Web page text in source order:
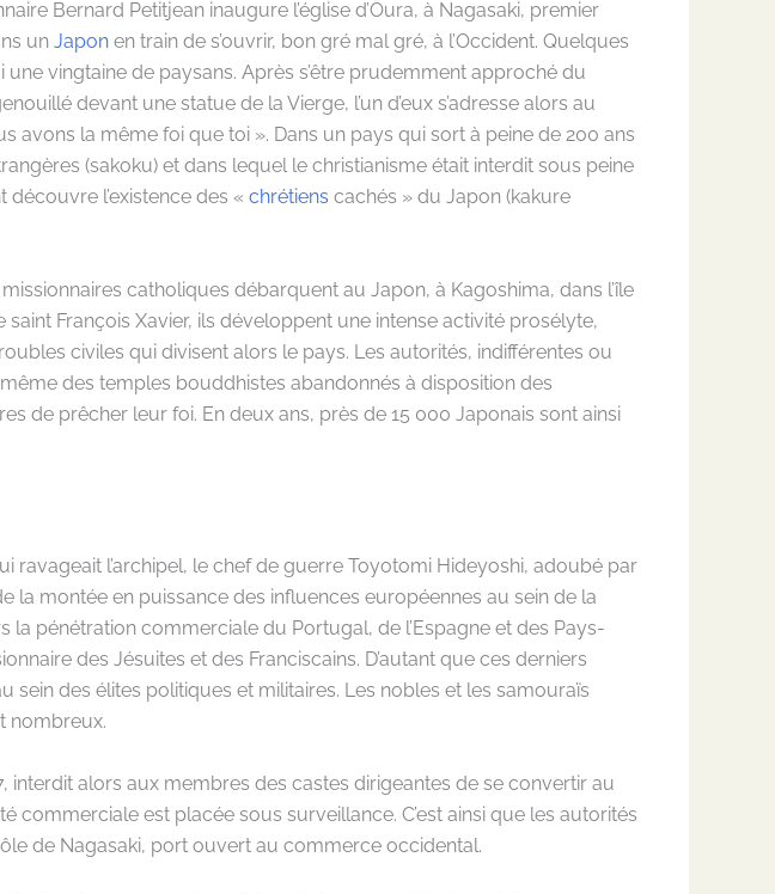
Bernard Petitjean inaugure l’église d’Ōura, à Nagasaki, premier
un Japon en train de s’ouvrir, bon gré mal gré, à l’Occident. Quelques
vingtaine de paysans. Après s’être prudemment approché du
devant une statue de la Vierge, l’un d’eux s’adresse alors au
avons la même foi que toi ». Dans un pays qui sort à peine de 200 ans
(sakoku) et dans lequel le christianisme était interdit sous peine
découvre l’existence des « chrétiens cachés » du Japon (kakure
missionnaires catholiques débarquent au Japon, à Kagoshima, dans l’île
François Xavier, ils développent une intense activité prosélyte,
civiles qui divisent alors le pays. Les autorités, indifférentes ou
des temples bouddhistes abandonnés à disposition des
de prêcher leur foi. En deux ans, près de 15 000 Japonais sont ainsi
ravageait l’archipel, le chef de guerre Toyotomi Hideyoshi, adoubé par
la montée en puissance des influences européennes au sein de la
la pénétration commerciale du Portugal, de l’Espagne et des Pays-
des Jésuites et des Franciscains. D’autant que ces derniers
sein des élites politiques et militaires. Les nobles et les samouraïs
nombreux.
interdit alors aux membres des castes dirigeantes de se convertir au
commerciale est placée sous surveillance. C’est ainsi que les autorités
de Nagasaki, port ouvert au commerce occidental.